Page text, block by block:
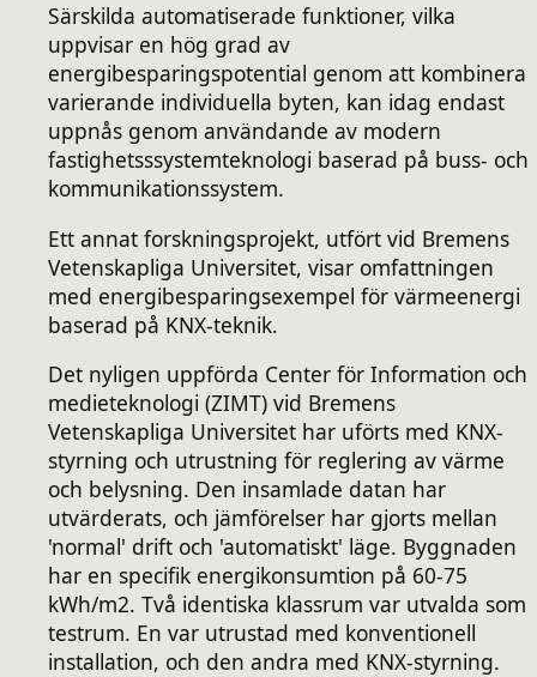
Särskilda automatiserade funktioner, vilka
uppvisar en hög grad av
energibesparingspotential genom att kombinera
varierande individuella byten, kan idag endast
uppnås genom användande av modern
fastighetsssystemteknologi baserad på buss- och
kommunikationssystem.
Ett annat forskningsprojekt, utfört vid Bremens
Vetenskapliga Universitet, visar omfattningen
med energibesparingsexempel för värmeenergi
baserad på KNX-teknik.
Det nyligen uppförda Center för Information och
medieteknologi (ZIMT) vid Bremens
Vetenskapliga Universitet har uförts med KNX-
styrning och utrustning för reglering av värme
och belysning. Den insamlade datan har
utvärderats, och jämförelser har gjorts mellan
'normal' drift och 'automatiskt' läge. Byggnaden
har en specifik energikonsumtion på 60-75
kWh/m2. Två identiska klassrum var utvalda som
testrum. En var utrustad med konventionell
installation, och den andra med KNX-styrning.